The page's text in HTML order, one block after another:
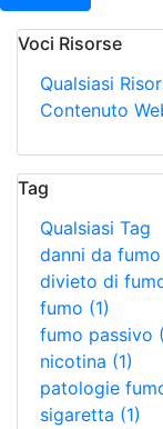
Voci Risorse
Qualsiasi
Contenuto
Tag
Qualsiasi Tag
danni da fumo
divieto di
fumo (1)
fumo passivo
nicotina (1)
patologie
sigaretta (1)